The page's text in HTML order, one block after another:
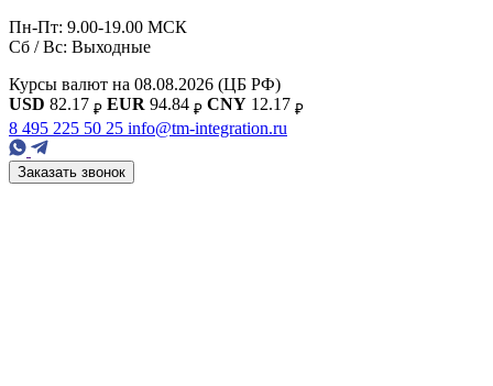
Пн-Пт: 9.00-19.00 МСК
Сб / Вс: Выходные
Курсы валют на 08.08.2026 (ЦБ РФ)
USD 82.17 ₽ EUR 94.84 ₽ CNY 12.17 ₽
8 495 225 50 25 info@tm-integration.ru
Заказать звонок